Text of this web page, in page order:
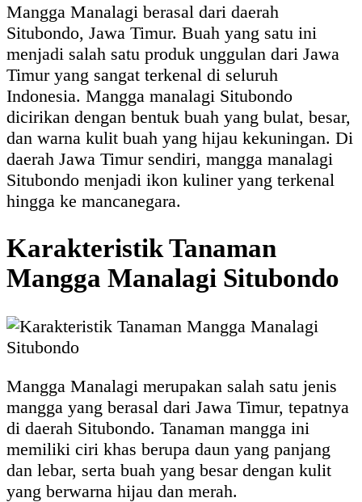
Mangga Manalagi berasal dari daerah
Situbondo, Jawa Timur. Buah yang satu ini
menjadi salah satu produk unggulan dari Jawa
Timur yang sangat terkenal di seluruh
Indonesia. Mangga manalagi Situbondo
dicirikan dengan bentuk buah yang bulat, besar,
dan warna kulit buah yang hijau kekuningan. Di
daerah Jawa Timur sendiri, mangga manalagi
Situbondo menjadi ikon kuliner yang terkenal
hingga ke mancanegara.
Karakteristik Tanaman
Mangga Manalagi Situbondo
Mangga Manalagi merupakan salah satu jenis
mangga yang berasal dari Jawa Timur, tepatnya
di daerah Situbondo. Tanaman mangga ini
memiliki ciri khas berupa daun yang panjang
dan lebar, serta buah yang besar dengan kulit
yang berwarna hijau dan merah.